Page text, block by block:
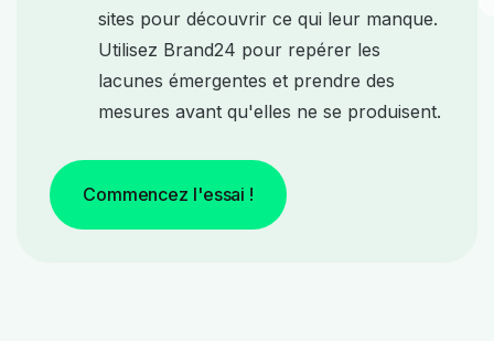
sites pour découvrir ce qui leur manque.
Utilisez Brand24 pour repérer les
lacunes émergentes et prendre des
mesures avant qu'elles ne se produisent.
Commencez l'essai !